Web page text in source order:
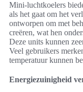
Mini-luchtkoelers
als het gaat om het
ontworpen om met
creëren, wat hen
Deze units kunnen
Veel gebruikers
temperatuur kunnen
Energiezuinigheid